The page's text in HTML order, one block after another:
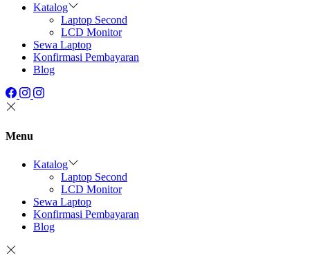
Katalog
Laptop Second
LCD Monitor
Sewa Laptop
Konfirmasi Pembayaran
Blog
Menu
Katalog
Laptop Second
LCD Monitor
Sewa Laptop
Konfirmasi Pembayaran
Blog